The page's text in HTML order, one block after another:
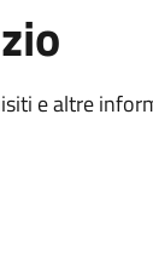
e altre